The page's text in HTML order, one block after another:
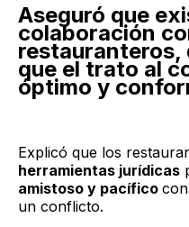
Aseguró que
colaboración
restauranteros,
que el trato al
óptimo y
Explicó que los
herramientas jurídicas
amistoso y pacífico
un conflicto.